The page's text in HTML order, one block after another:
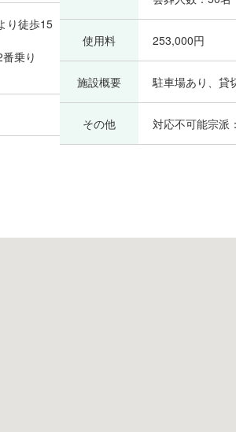
り徒歩15
乗り
使用料 253,000円
施設概要 駐車場あり、貸
その他 対応不可能宗派